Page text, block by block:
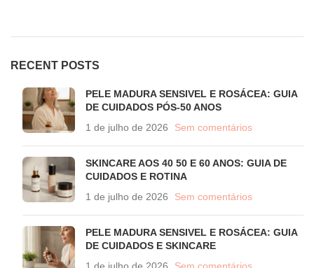
RECENT POSTS
PELE MADURA SENSIVEL E ROSÁCEA: GUIA
DE CUIDADOS PÓS-50 ANOS
1 de julho de 2026
Sem comentários
SKINCARE AOS 40 50 E 60 ANOS: GUIA DE
CUIDADOS E ROTINA
1 de julho de 2026
Sem comentários
PELE MADURA SENSIVEL E ROSÁCEA: GUIA
DE CUIDADOS E SKINCARE